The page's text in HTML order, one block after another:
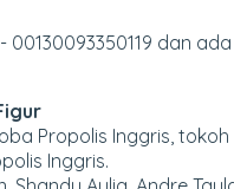
dan
Propolis Inggris,
Inggris.